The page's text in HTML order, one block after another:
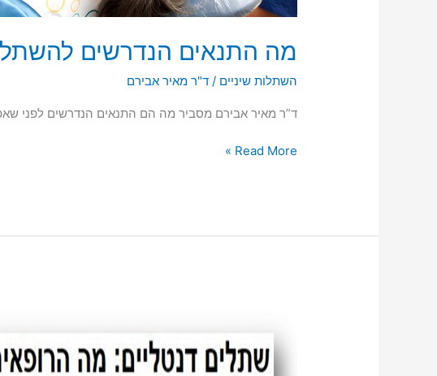
מה התנאים הנדרשים
השתלות שיניים /ד"ר מאיר אבירם
ד”ר מאיר אבירם מסביר מה הם התנאים הנדרשים לפני
מה
Read More »